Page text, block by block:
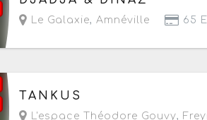
Le Galaxie, Amnéville 65
Le samedi 3 octobre 2026
TANKUS
L'espace Théodore Gouvy,